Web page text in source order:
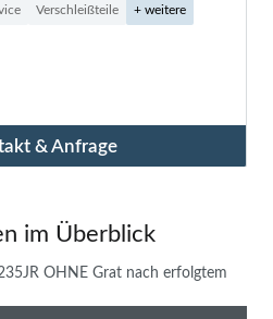
Verschleißteile + weitere
& Anfrage
im Überblick